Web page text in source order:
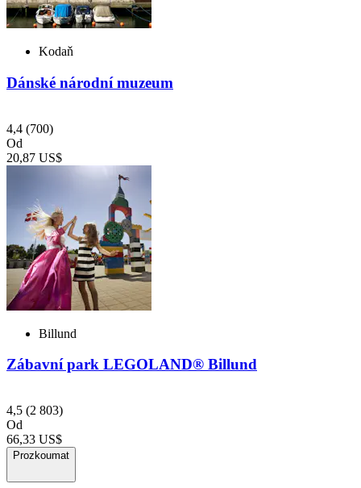
Kodaň
Dánské národní muzeum
4,4 (700)
Od
20,87 US$
Billund
Zábavní park LEGOLAND® Billund
4,5 (2 803)
Od
66,33 US$
Prozkoumat